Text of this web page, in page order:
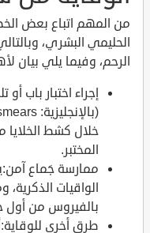
من المهم اتباع بعض
الحليمي البشري،
الرحم، وفيما يلي بيان
إجراء اختبار باب
خلال كشط
المختبر.
ممارسة جَماع
الواقيات الذكرية،
بالفيروس من أول
طرق أخرى